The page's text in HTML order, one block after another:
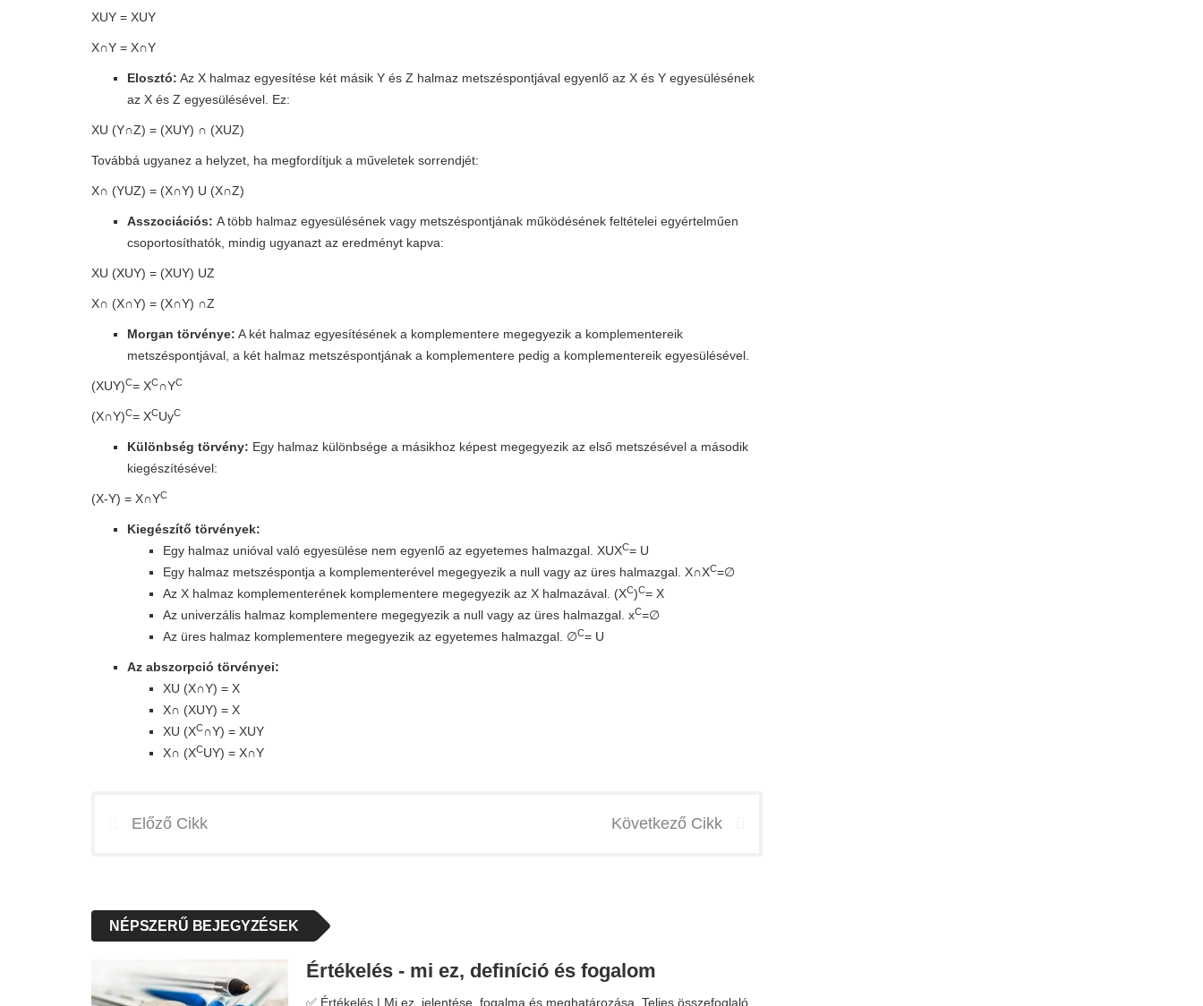
XUY = XUY
X∩Y = X∩Y
Elosztó: Az X halmaz egyesítése két másik Y és Z halmaz metszéspontjával egyenlő az X és Y egyesülésének
az X és Z egyesülésével. Ez:
XU (Y∩Z) = (XUY) ∩ (XUZ)
Továbbá ugyanez a helyzet, ha megfordítjuk a műveletek sorrendjét:
X∩ (YUZ) = (X∩Y) U (X∩Z)
Asszociációs: A több halmaz egyesülésének vagy metszéspontjának működésének feltételei egyértelműen
csoportosíthatók, mindig ugyanazt az eredményt kapva:
XU (XUY) = (XUY) UZ
X∩ (X∩Y) = (X∩Y) ∩Z
Morgan törvénye: A két halmaz egyesítésének a komplementere megegyezik a komplementereik
metszéspontjával, a két halmaz metszéspontjának a komplementere pedig a komplementereik egyesülésével.
(XUY)C= XC∩YC
(X∩Y)C= XCUyC
Különbség törvény: Egy halmaz különbsége a másikhoz képest megegyezik az első metszésével a második
kiegészítésével:
(X-Y) = X∩YC
Kiegészítő törvények:
Egy halmaz unióval való egyesülése nem egyenlő az egyetemes halmazgal. XUXC= U
Egy halmaz metszéspontja a komplementerével megegyezik a null vagy az üres halmazgal. X∩XC=∅
Az X halmaz komplementerének komplementere megegyezik az X halmazával. (XC)C= X
Az univerzális halmaz komplementere megegyezik a null vagy az üres halmazgal. xC=∅
Az üres halmaz komplementere megegyezik az egyetemes halmazgal. ∅C= U
Az abszorpció törvényei:
XU (X∩Y) = X
X∩ (XUY) = X
XU (XC∩Y) = XUY
X∩ (XCUY) = X∩Y
Előző Cikk Következő Cikk
NÉPSZERŰ BEJEGYZÉSEK
Értékelés - mi ez, definíció és fogalom
✅ Értékelés | Mi ez, jelentése, fogalma és meghatározása. Teljes összefoglaló.